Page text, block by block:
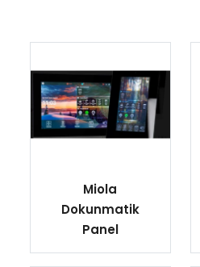
Miola
Dokunmatik
Panel